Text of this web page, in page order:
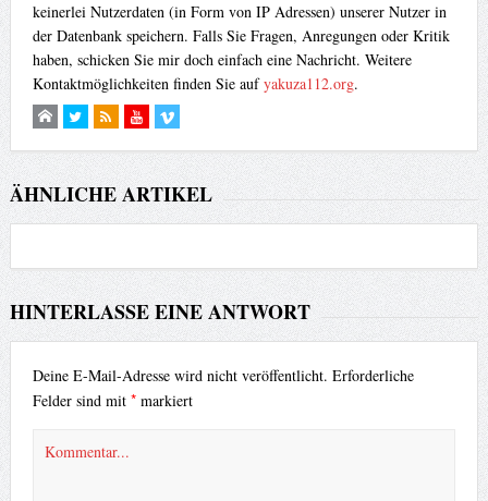
keinerlei Nutzerdaten (in Form von IP Adressen) unserer Nutzer in
der Datenbank speichern. Falls Sie Fragen, Anregungen oder Kritik
haben, schicken Sie mir doch einfach eine Nachricht. Weitere
Kontaktmöglichkeiten finden Sie aufyakuza112.org.
ÄHNLICHE ARTIKEL
HINTERLASSE EINE ANTWORT
Deine E-Mail-Adresse wird nicht veröffentlicht. Erforderliche
Felder sind mit *markiert